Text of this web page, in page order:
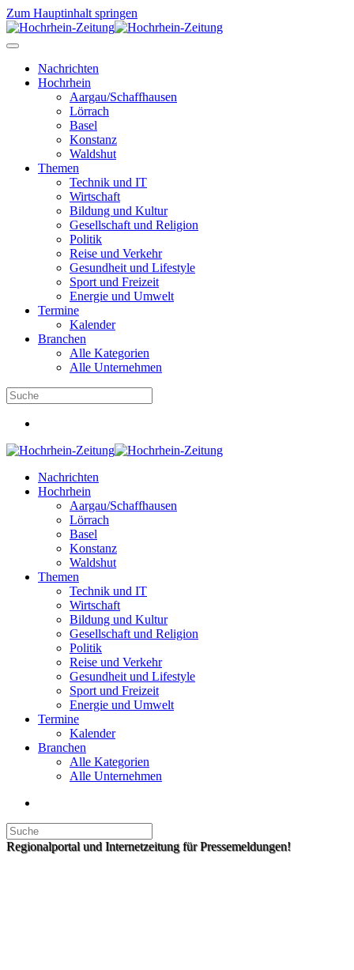
Zum Hauptinhalt springen
Nachrichten
Hochrhein
Aargau/Schaffhausen
Lörrach
Basel
Konstanz
Waldshut
Themen
Technik und IT
Wirtschaft
Bildung und Kultur
Gesellschaft und Religion
Politik
Reise und Verkehr
Gesundheit und Lifestyle
Sport und Freizeit
Energie und Umwelt
Termine
Kalender
Branchen
Alle Kategorien
Alle Unternehmen
Nachrichten
Hochrhein
Aargau/Schaffhausen
Lörrach
Basel
Konstanz
Waldshut
Themen
Technik und IT
Wirtschaft
Bildung und Kultur
Gesellschaft und Religion
Politik
Reise und Verkehr
Gesundheit und Lifestyle
Sport und Freizeit
Energie und Umwelt
Termine
Kalender
Branchen
Alle Kategorien
Alle Unternehmen
Regionalportal und Internetzeitung für Pressemeldungen!